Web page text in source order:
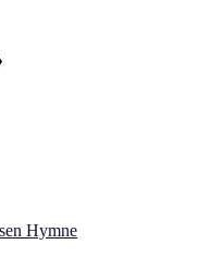
Hymne